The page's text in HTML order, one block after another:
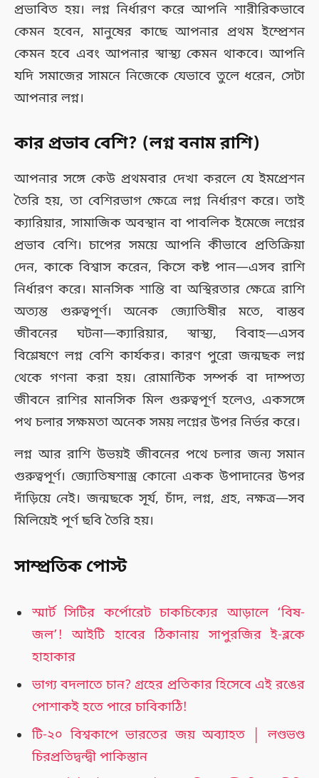
প্রভাবিত হয়। লগ্ন নির্ধারণ করে আপনি শারীরিকভাবে
কেমন হবেন, মানুষের কাছে আপনার প্রথম ইম্প্রেশন
কেমন হবে এবং আপনার স্বাস্থ্য কেমন থাকবে। আপনি
যদি সমাজের সামনে নিজেকে যেভাবে তুলে ধরেন, সেটা
আপনার লগ্ন।
কার প্রভাব বেশি? (লগ্ন বনাম রাশি)
আপনার সঙ্গে কেউ প্রথমবার দেখা করলে যে ইমপ্রেশন
তৈরি হয়, তা বেশিরভাগ ক্ষেত্রে লগ্ন নির্ধারণ করে। তাই
ক্যারিয়ার, সামাজিক অবস্থান বা পাবলিক ইমেজে লগ্নের
প্রভাব বেশি। চাপের সময়ে আপনি কীভাবে প্রতিক্রিয়া
দেন, কাকে বিশ্বাস করেন, কিসে কষ্ট পান—এসব রাশি
নির্ধারণ করে। মানসিক শান্তি বা অস্থিরতার ক্ষেত্রে রাশি
অত্যন্ত গুরুত্বপূর্ণ। অনেক জ্যোতিষীর মতে, বাস্তব
জীবনের ঘটনা—ক্যারিয়ার, স্বাস্থ্য, বিবাহ—এসব
বিশ্লেষণে লগ্ন বেশি কার্যকর। কারণ পুরো জন্মছক লগ্ন
থেকে গণনা করা হয়। রোমান্টিক সম্পর্ক বা দাম্পত্য
জীবনে রাশির মানসিক মিল গুরুত্বপূর্ণ হলেও, একসঙ্গে
পথ চলার সক্ষমতা অনেক সময় লগ্নের উপর নির্ভর করে।
লগ্ন আর রাশি উভয়ই জীবনের পথে চলার জন্য সমান
গুরুত্বপূর্ণ। জ্যোতিষশাস্ত্র কোনো একক উপাদানের উপর
দাঁড়িয়ে নেই। জন্মছকে সূর্য, চাঁদ, লগ্ন, গ্রহ, নক্ষত্র—সব
মিলিয়েই পূর্ণ ছবি তৈরি হয়।
সাম্প্রতিক পোস্ট
স্মার্ট সিটির কর্পোরেট চাকচিক্যের আড়ালে ‘বিষ-
জল’! আইটি হাবের ঠিকানায় সাপুরজির ই-ব্লকে
হাহাকার
ভাগ্য বদলাতে চান? গ্রহের প্রতিকার হিসেবে এই রঙের
পোশাকই হতে পারে চাবিকাঠি!
টি-২০ বিশ্বকাপে ভারতের জয় অব্যাহত │ লণ্ডভণ্ড
চিরপ্রতিদ্বন্দ্বী পাকিস্তান